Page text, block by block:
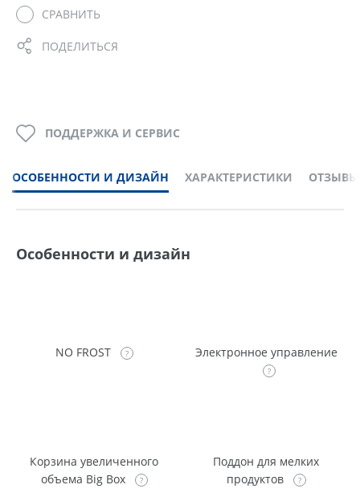
СРАВНИТЬ
ПОДЕЛИТЬСЯ
ОСОБЕННОСТИ И ДИЗАЙН ХАРАКТЕРИСТИКИ ОТЗЫВЫ
ПОДДЕРЖКА И СЕРВИС
Особенности и дизайн
NO FROST Электронное управление
Корзина увеличенного
объема Big Box
Поддон для мелких
продуктов